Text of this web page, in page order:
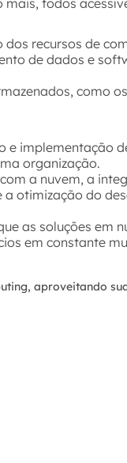
todos
recursos de
de dados e
como
e implementação
organização.
a nuvem, a
otimização do
as soluções em
em constante